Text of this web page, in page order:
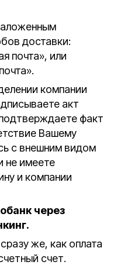
доставки:
почта», или
компании
акт
факт
Вашему
с внешним видом
не имеете
и компании
через
же, как оплата
счет.